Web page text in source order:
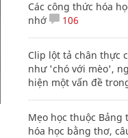
Các công thức hóa
nhớ
106
Clip lột tả chân thực
như 'chó với mèo',
hiện một vấn đề
Mẹo học thuộc
hóa học bằng thơ,